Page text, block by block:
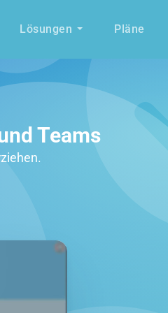
Lösungen Pläne
Teams